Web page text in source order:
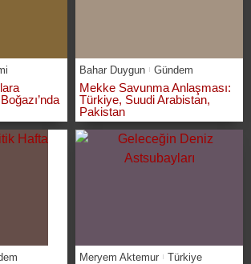
Bahar Duygun Gündem
Mekke Savunma Anlaşması:
Türkiye, Suudi Arabistan,
Pakistan
Meryem Aktemur Türkiye